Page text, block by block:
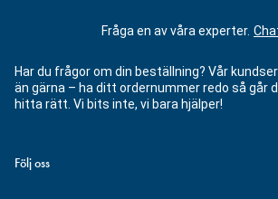
Fråga en av våra experter.
Har du frågor om din beställning? Vår
än gärna – ha ditt ordernummer redo så går
hitta rätt. Vi bits inte, vi bara hjälper!
Följ oss